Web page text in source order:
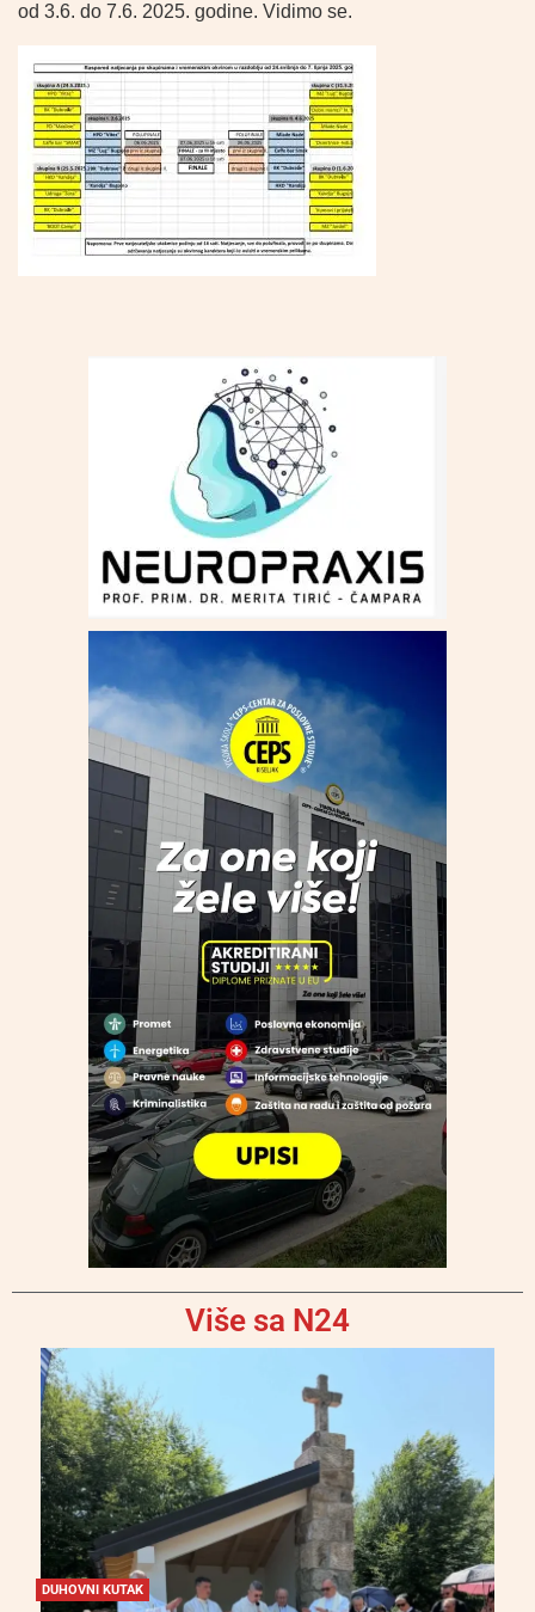
od 3.6. do 7.6. 2025. godine. Vidimo se.
Više sa N24
DUHOVNI KUTAK